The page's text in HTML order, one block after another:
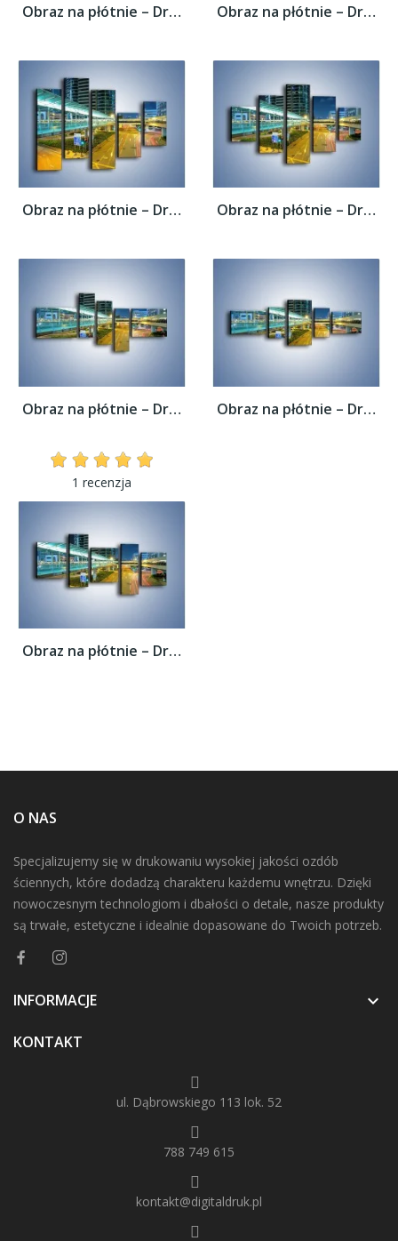
Obraz na płótnie – Droga na lotnisko w... Obraz na płótnie – Droga na lotnisko w...
Obraz na płótnie – Droga na lotnisko w... Obraz na płótnie – Droga na lotnisko w...
Obraz na płótnie – Droga na lotnisko w...
1 recenzja
Obraz na płótnie – Droga na lotnisko w...
Obraz na płótnie – Droga na lotnisko w...
O NAS
Specjalizujemy się w drukowaniu wysokiej jakości ozdób
ściennych, które dodadzą charakteru każdemu wnętrzu. Dzięki
nowoczesnym technologiom i dbałości o detale, nasze produkty
są trwałe, estetyczne i idealnie dopasowane do Twoich potrzeb.
INFORMACJE 
KONTAKT
ul. Dąbrowskiego 113 lok. 52
788 749 615
kontakt@digitaldruk.pl